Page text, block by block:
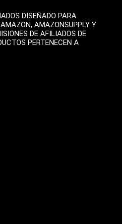
DISEÑADO PARA
AMAZONSUPPLY Y
DE AFILIADOS DE
PERTENECEN A